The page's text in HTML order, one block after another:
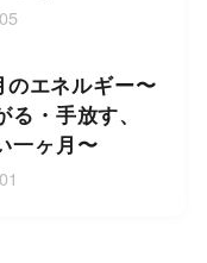
のエネルギー〜
・手放す、
一ヶ月〜